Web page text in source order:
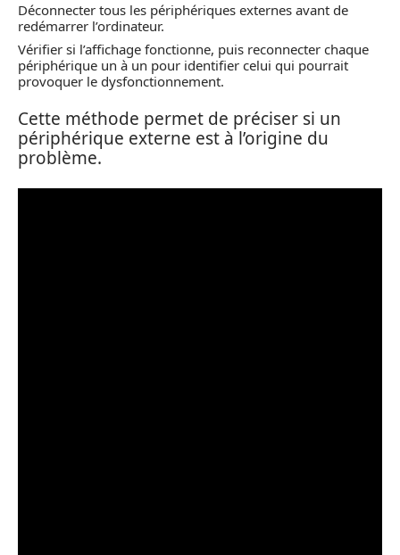
Déconnecter tous les périphériques externes avant de
redémarrer l’ordinateur.
Vérifier si l’affichage fonctionne, puis reconnecter chaque
périphérique un à un pour identifier celui qui pourrait
provoquer le dysfonctionnement.
Cette méthode permet de préciser si un
périphérique externe est à l’origine du
problème.